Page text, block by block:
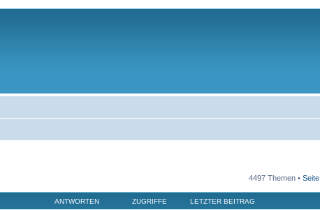
4497 Themen • Seite
ANTWORTEN ZUGRIFFE LETZTER BEITRAG